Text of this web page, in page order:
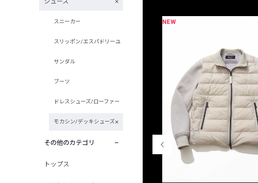
スニーカー
スリッポン/エスパドリーユ
サンダル
ブーツ
ドレスシューズ/ローファー
モカシン/デッキシューズ
その他のカテゴリ
トップス
NEW